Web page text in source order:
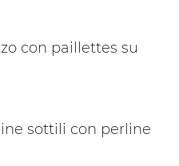
con paillettes su
sottili con perline